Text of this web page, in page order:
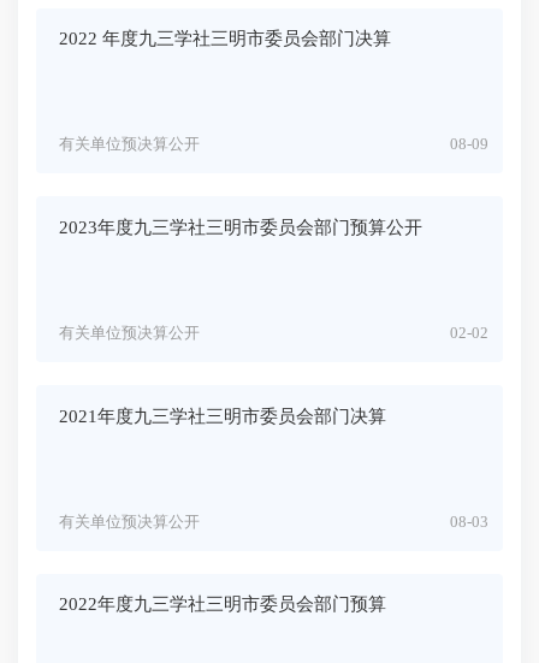
2022 年度九三学社三明市委员会部门决算
08-09
有关单位预决算公开
2023年度九三学社三明市委员会部门预算公开
02-02
有关单位预决算公开
2021年度九三学社三明市委员会部门决算
08-03
有关单位预决算公开
2022年度九三学社三明市委员会部门预算